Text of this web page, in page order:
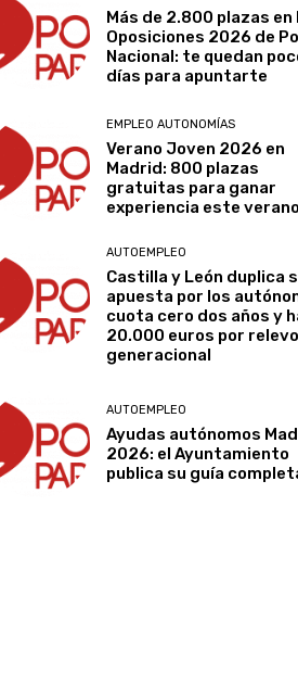
Más de 2.800 plazas en
Oposiciones 2026 de
Nacional: te quedan
días para apuntarte
EMPLEO AUTONOMÍAS
Verano Joven 2026 en
Madrid: 800 plazas
gratuitas para ganar
experiencia este verano
AUTOEMPLEO
Castilla y León duplica
apuesta por los
cuota cero dos años y
20.000 euros por relevo
generacional
AUTOEMPLEO
Ayudas autónomos
2026: el Ayuntamiento
publica su guía